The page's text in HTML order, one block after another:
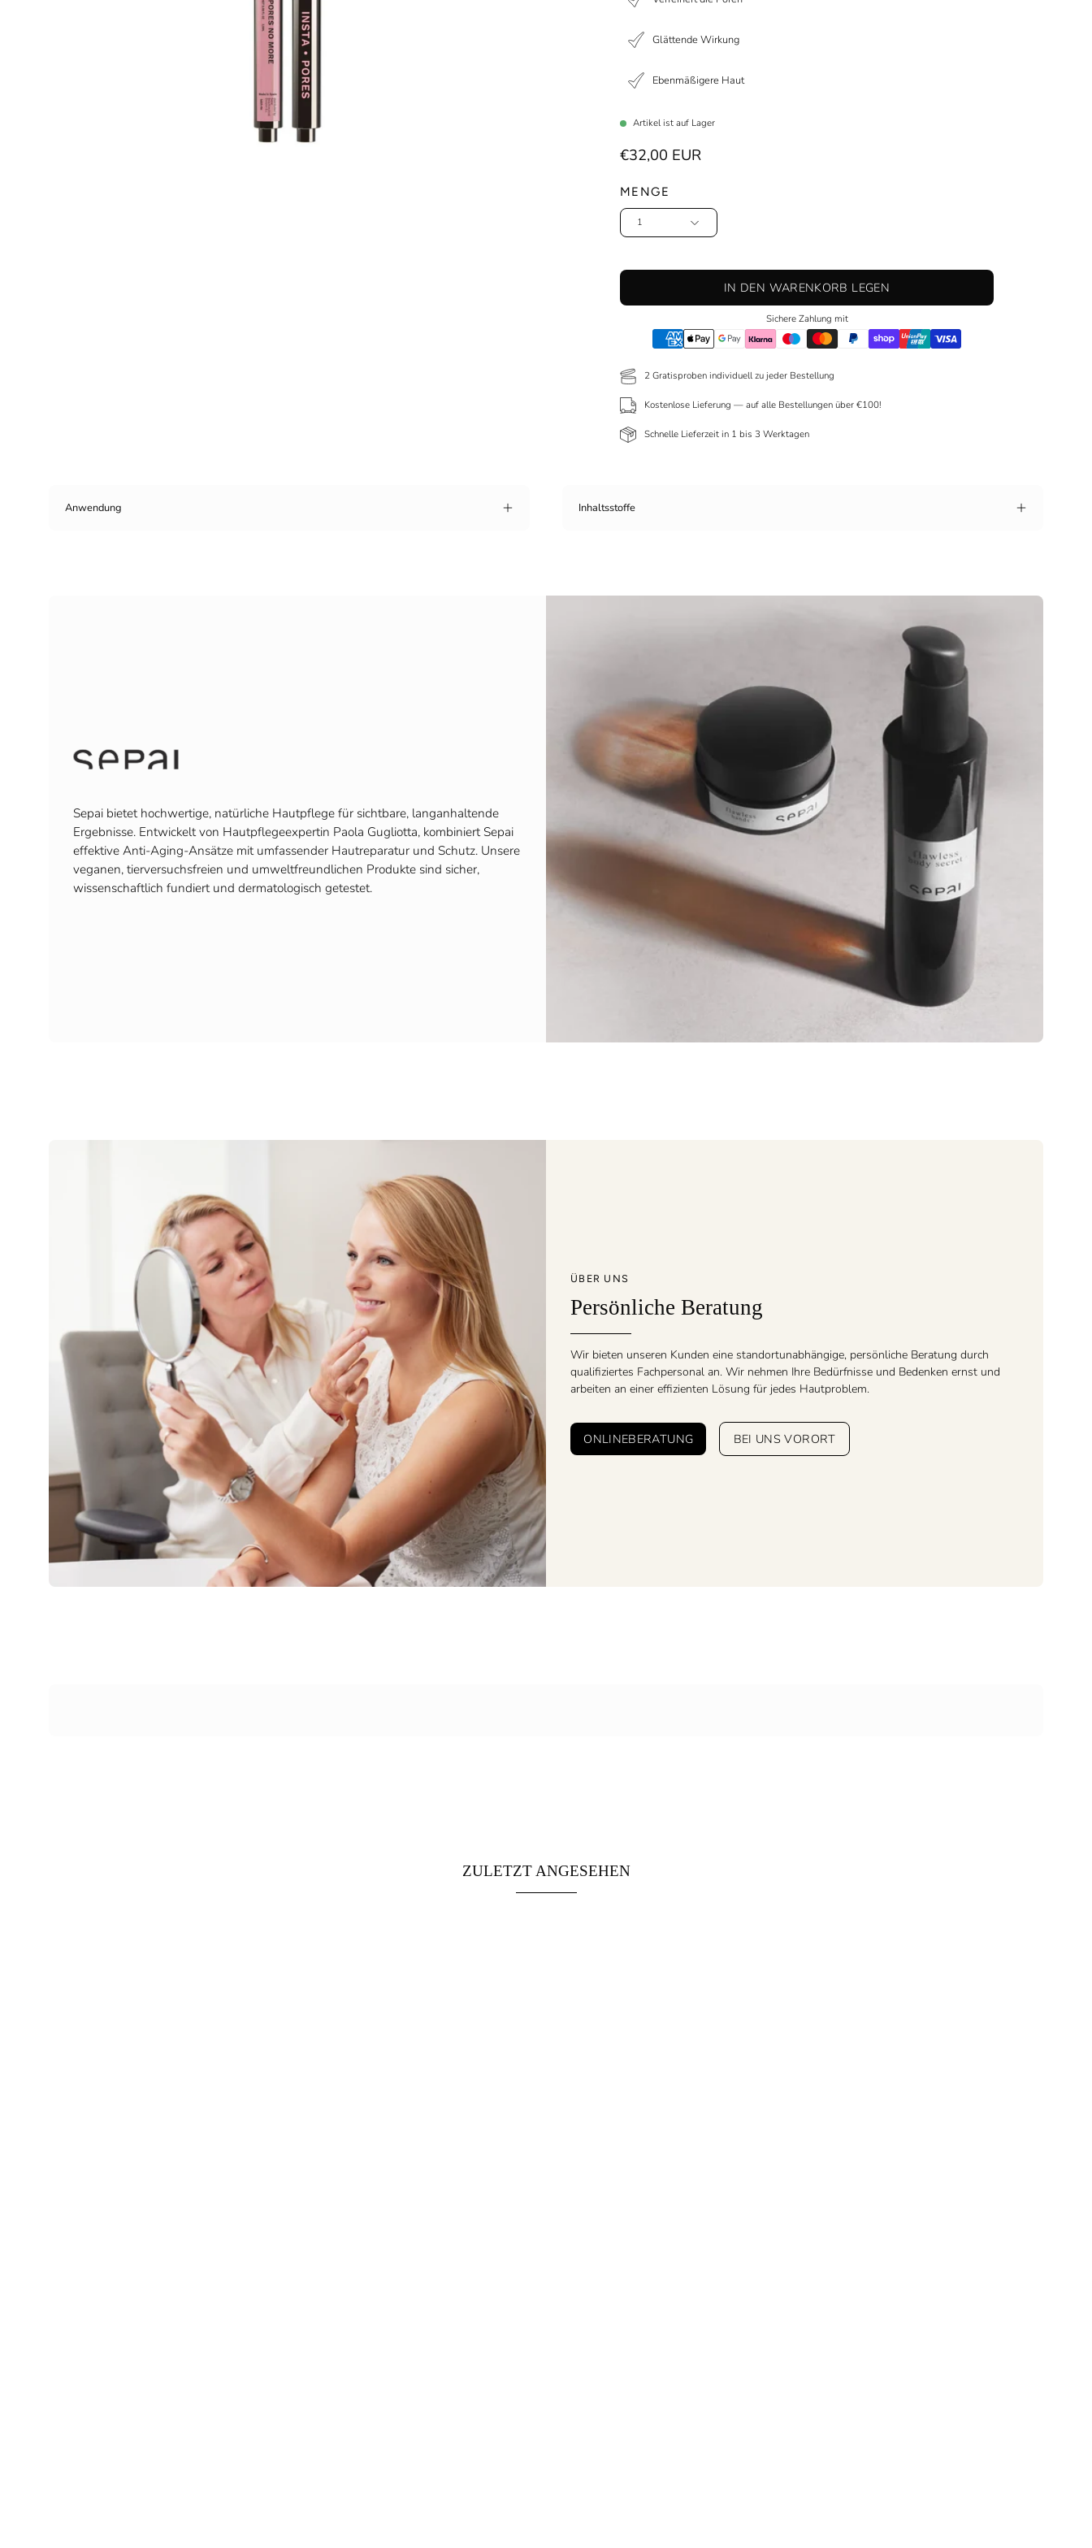
Glättende Wirkung
Ebenmäßigere Haut
Artikel ist auf Lager
€32,00 EUR
MENGE
1
IN DEN WARENKORB LEGEN
Sichere Zahlung mit
2 Gratisproben individuell zu jeder Bestellung
Kostenlose Lieferung — auf alle Bestellungen über €100!
Schnelle Lieferzeit in 1 bis 3 Werktagen
Anwendung Inhaltsstoffe
Sepai bietet hochwertige, natürliche Hautpflege für sichtbare, langanhaltende
Ergebnisse. Entwickelt von Hautpflegeexpertin Paola Gugliotta, kombiniert Sepai
effektive Anti-Aging-Ansätze mit umfassender Hautreparatur und Schutz. Unsere
veganen, tierversuchsfreien und umweltfreundlichen Produkte sind sicher,
wissenschaftlich fundiert und dermatologisch getestet.
ÜBER UNS
Persönliche Beratung
Wir bieten unseren Kunden eine standortunabhängige, persönliche Beratung durch
qualifiziertes Fachpersonal an. Wir nehmen Ihre Bedürfnisse und Bedenken ernst und
arbeiten an einer effizienten Lösung für jedes Hautproblem.
ONLINEBERATUNG BEI UNS VORORT
ZULETZT ANGESEHEN